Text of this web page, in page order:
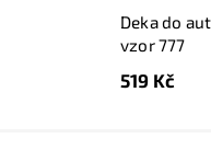
Deka do
vzor 777
519 Kč